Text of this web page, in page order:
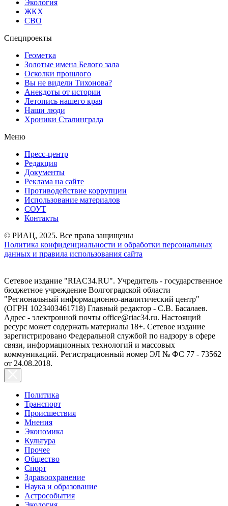
Экология
ЖКХ
СВО
Спецпроекты
Геометка
Золотые имена Белого зала
Осколки прошлого
Вы не видели Тихонова?
Анекдоты от истории
Летопись нашего края
Наши люди
Хроники Сталинграда
Меню
Пресс-центр
Редакция
Документы
Реклама на сайте
Противодействие коррупции
Использование материалов
СОУТ
Контакты
© РИАЦ, 2025. Все права защищены
Политика конфиденциальности и обработки персональных
данных и правила использования сайта
Сетевое издание "RIAC34.RU". Учредитель - государственное
бюджетное учреждение Волгоградской области
"Региональный информационно-аналитический центр"
(ОГРН 1023403461718) Главный редактор - С.В. Басалаев.
Адрес - электронной почты office@riac34.ru. Настоящий
ресурс может содержать материалы 18+. Сетевое издание
зарегистрировано Федеральной службой по надзору в сфере
связи, информационных технологий и массовых
коммуникаций. Регистрационный номер ЭЛ № ФС 77 - 73562
от 24.08.2018.
Политика
Транспорт
Происшествия
Мнения
Экономика
Культура
Прочее
Общество
Спорт
Здравоохранение
Наука и образование
Астрособытия